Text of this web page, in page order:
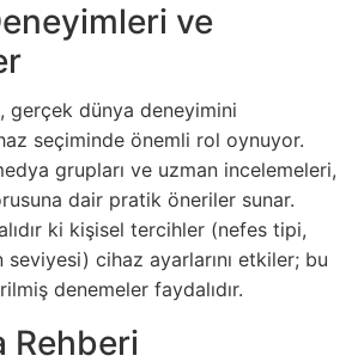
ve
gerçek dünya deneyimini
seçiminde önemli rol oynuyor.
grupları ve uzman incelemeleri,
dair pratik öneriler sunar.
ki kişisel tercihler (nefes tipi,
cihaz ayarlarını etkiler; bu
denemeler faydalıdır.
Rehberi